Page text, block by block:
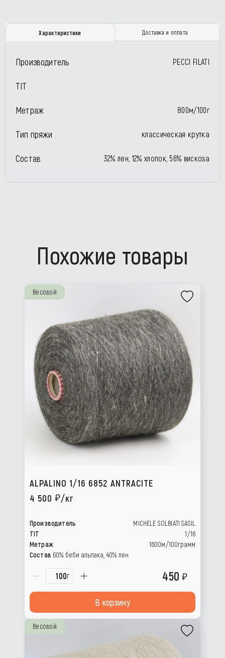
Характеристики Доставка и оплата
Производитель PECCI FILATI
TIT
Метраж 800м/100г
Тип пряжи классическая крутка
Состав 32% лен, 12% хлопок, 56% вискоза
Похожие товары
Весовой
ALPALINO 1/16 6852 ANTRACITE
4 500
/кг
Производитель
MICHELE SOLBIATI SASIL
TIT
1/16
Метраж
1600м/100грамм
Состав 60% беби альпака, 40% лен
г 450
В корзину
Весовой